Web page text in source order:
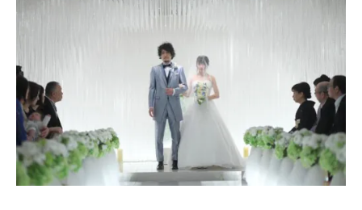
BLOG PLAN
アクセス
CONTACT
お問い合わせ
093-671 1131
平日 11:00-19:00（火曜定休） / 土日 10:00-19:00